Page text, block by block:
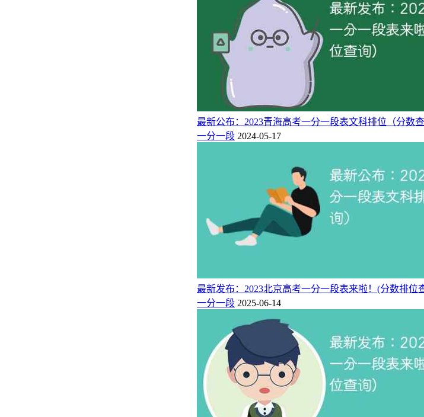
最新公布：2023青海高考一分一段表文科排位（分数查
一分一段 2024-05-17
最新发布：2023北京高考一分一段表来啦！(分数排位
一分一段 2025-06-14